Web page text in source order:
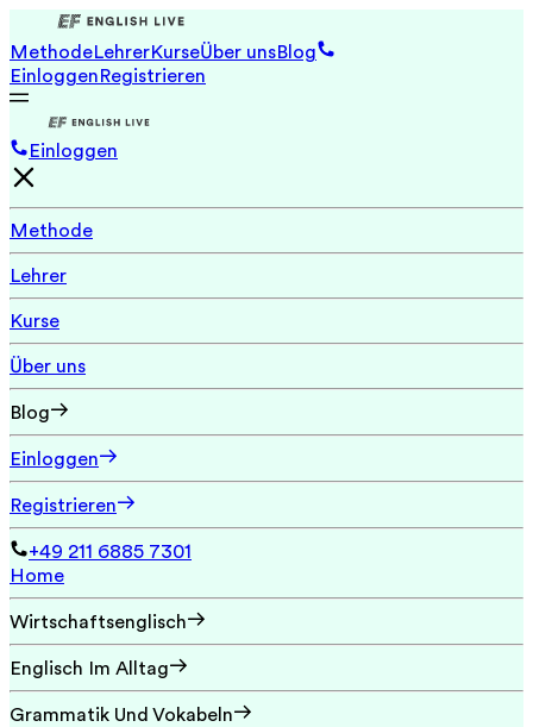
MethodeLehrerKurseÜber unsBlog
EinloggenRegistrieren
Einloggen
Methode
Lehrer
Kurse
Über uns
Blog
Einloggen
Registrieren
+49 211 6885 7301
Home
Wirtschaftsenglisch
Englisch Im Alltag
Grammatik Und Vokabeln